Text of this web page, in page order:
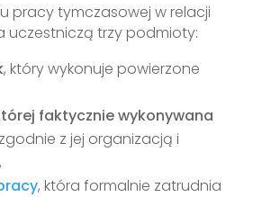
pracy tymczasowej w relacji
uczestniczą trzy podmioty:
, który wykonuje powierzone
faktycznie wykonywana
z jej organizacją i
, która formalnie zatrudnia